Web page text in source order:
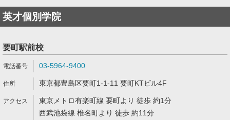
英才個別学院
要町駅前校
03-5964-9400
東京都豊島区要町1-1-11 要町KTビル4F
東京メトロ有楽町線 要町より 徒歩 約1分
西武池袋線 椎名町より 徒歩 約11分